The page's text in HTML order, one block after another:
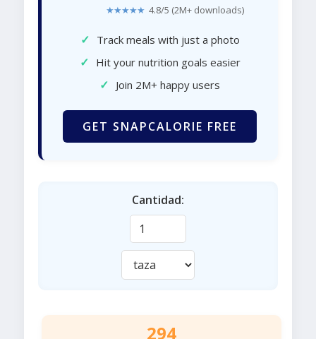
★★★★★ 4.8/5 (2M+ downloads)
✓ Track meals with just a photo
✓ Hit your nutrition goals easier
✓ Join 2M+ happy users
GET SNAPCALORIE FREE
Cantidad:
294